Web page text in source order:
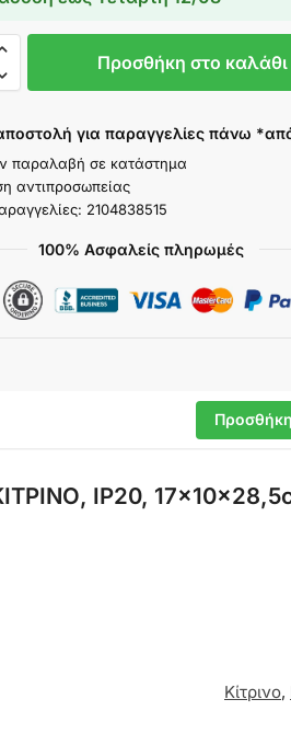
Προσθήκη στο καλάθι
για παραγγελίες πάνω
παραλαβή σε κατάστημα
αντιπροσωπείας
2104838515
100% Ασφαλείς πληρωμές
IP20,
Κίτρινο,